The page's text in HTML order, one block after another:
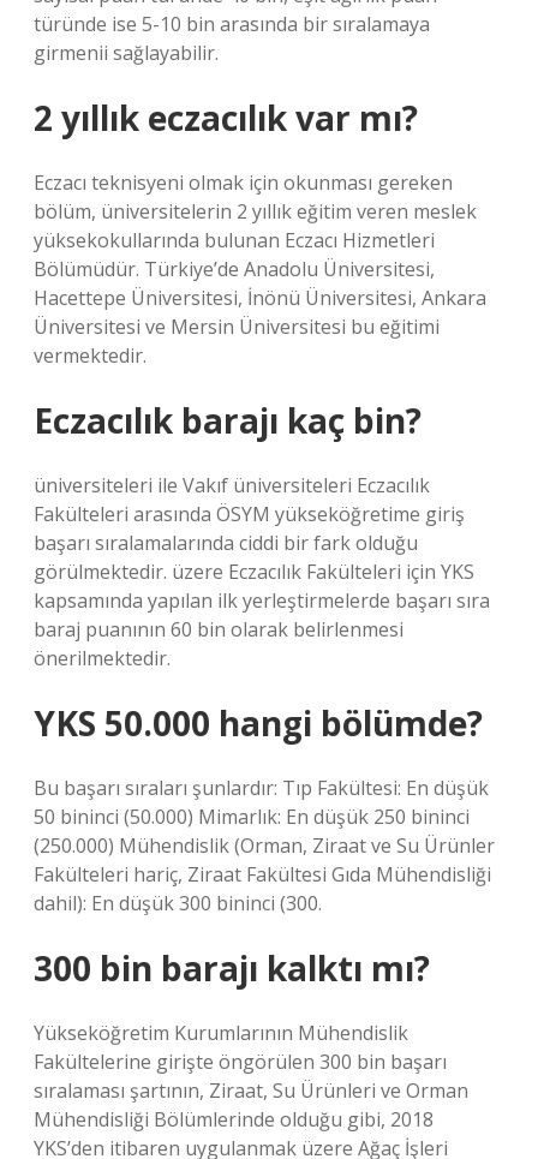
türünde ise 5-10 bin arasında bir sıralamaya
girmenii sağlayabilir.
2 yıllık eczacılık var mı?
Eczacı teknisyeni olmak için okunması gereken
bölüm, üniversitelerin 2 yıllık eğitim veren meslek
yüksekokullarında bulunan Eczacı Hizmetleri
Bölümüdür. Türkiye’de Anadolu Üniversitesi,
Hacettepe Üniversitesi, İnönü Üniversitesi, Ankara
Üniversitesi ve Mersin Üniversitesi bu eğitimi
vermektedir.
Eczacılık barajı kaç bin?
üniversiteleri ile Vakıf üniversiteleri Eczacılık
Fakülteleri arasında ÖSYM yükseköğretime giriş
başarı sıralamalarında ciddi bir fark olduğu
görülmektedir. üzere Eczacılık Fakülteleri için YKS
kapsamında yapılan ilk yerleştirmelerde başarı sıra
baraj puanının 60 bin olarak belirlenmesi
önerilmektedir.
YKS 50.000 hangi bölümde?
Bu başarı sıraları şunlardır: Tıp Fakültesi: En düşük
50 bininci (50.000) Mimarlık: En düşük 250 bininci
(250.000) Mühendislik (Orman, Ziraat ve Su Ürünler
Fakülteleri hariç, Ziraat Fakültesi Gıda Mühendisliği
dahil): En düşük 300 bininci (300.
300 bin barajı kalktı mı?
Yükseköğretim Kurumlarının Mühendislik
Fakültelerine girişte öngörülen 300 bin başarı
sıralaması şartının, Ziraat, Su Ürünleri ve Orman
Mühendisliği Bölümlerinde olduğu gibi, 2018
YKS’den itibaren uygulanmak üzere Ağaç İşleri